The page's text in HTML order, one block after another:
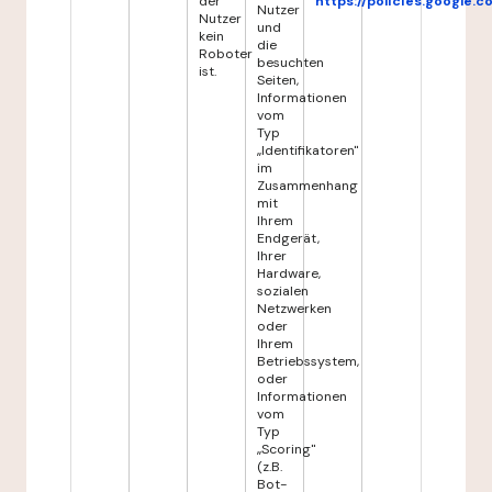
Nutzer
kein
Roboter
ist.
Nutzer
und
die
besuchten
Seiten,
Informationen
vom
Typ
„Identifikatoren"
im
Zusammenhang
mit
Ihrem
Endgerät,
Ihrer
Hardware,
sozialen
Netzwerken
oder
Ihrem
Betriebssystem,
oder
Informationen
vom
Typ
„Scoring"
(z.B.
Bot-